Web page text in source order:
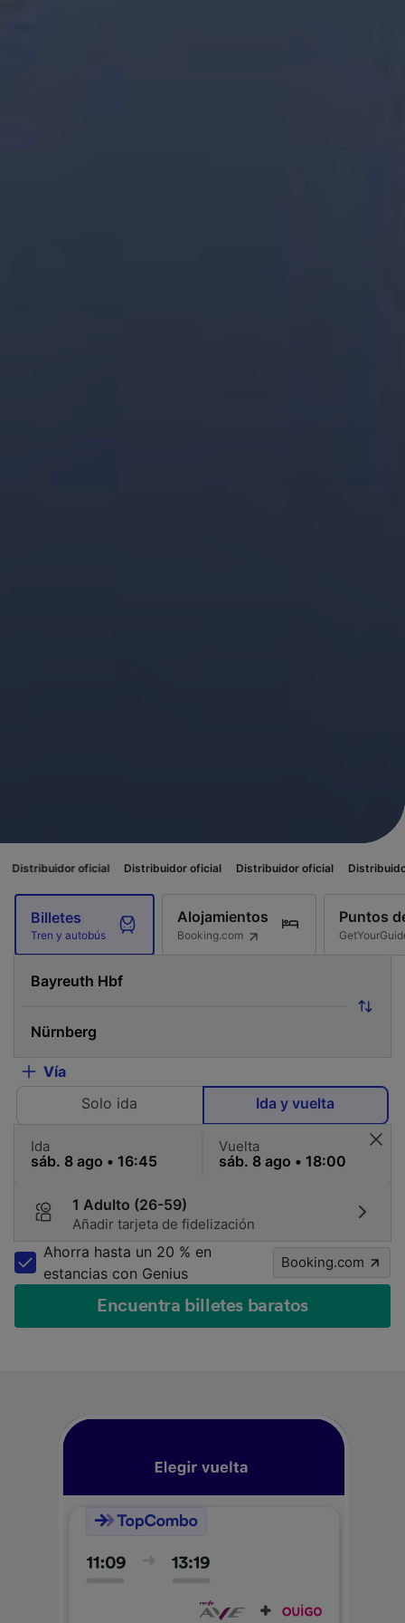
oficial Distribuidor oficial Distribuidor oficial Distribuidor oficial
Billetes
Tren y autobús
Alojamientos
Booking.com
Puntos
Vía
Solo ida
Ida y vuelta
Ida Vuelta
1 Adulto (26-59)
Añadir tarjeta de fidelización
Ahorra hasta un 20 % en
estancias con Genius
Booking.com
Encuentra billetes baratos